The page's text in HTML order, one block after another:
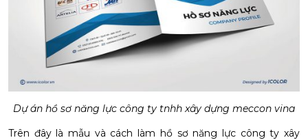
Dự án hồ sơ năng lực công ty tnhh xây dựng meccon vina
Trên đây là mẫu và cách làm hồ sơ năng lực công ty xây